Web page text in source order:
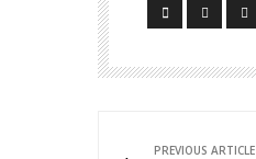
PREVIOUS ARTICLE